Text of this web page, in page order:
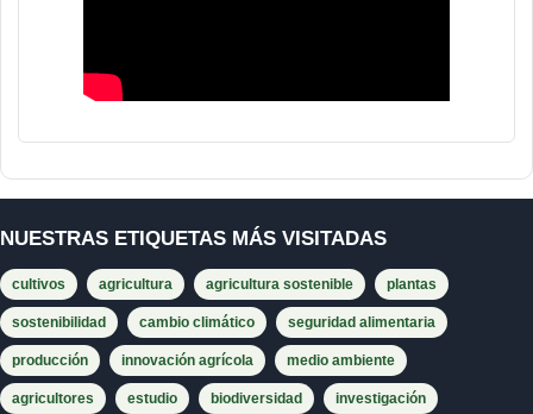
NUESTRAS ETIQUETAS MÁS VISITADAS
cultivos agricultura agricultura sostenible plantas
sostenibilidad cambio climático seguridad alimentaria
producción innovación agrícola medio ambiente
agricultores estudio biodiversidad investigación